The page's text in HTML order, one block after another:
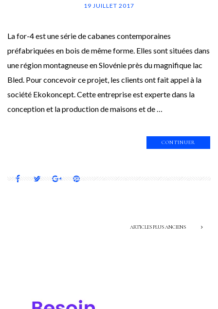
19 JUILLET 2017
La for-4 est une série de cabanes contemporaines
préfabriquées en bois de même forme. Elles sont situées dans
une région montagneuse en Slovénie près du magnifique lac
Bled. Pour concevoir ce projet, les clients ont fait appel à la
société Ekokoncept. Cette entreprise est experte dans la
conception et la production de maisons et de …
CONTINUER
ARTICLES PLUS ANCIENS